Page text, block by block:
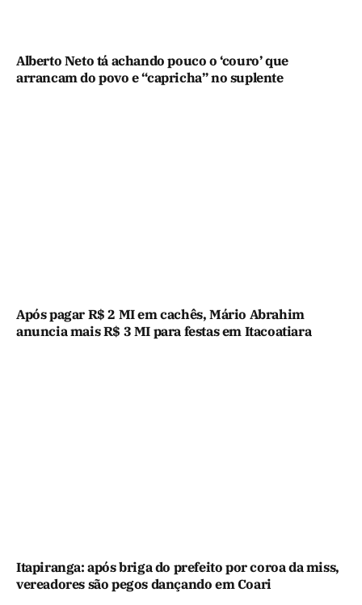
Alberto Neto tá achando pouco o ‘couro’ que
arrancam do povo e “capricha” no suplente
Após pagar R$ 2 MI em cachês, Mário Abrahim
anuncia mais R$ 3 MI para festas em Itacoatiara
Itapiranga: após briga do prefeito por coroa da miss,
vereadores são pegos dançando em Coari